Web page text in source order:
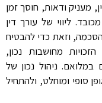
ודאות, חוסך זמן
ליווי של עורך דין
וזאת כדי להבטיח
מחושבות נכון,
במלואם. ניהול נכון של
סופי ומוחלט, ולהתחיל